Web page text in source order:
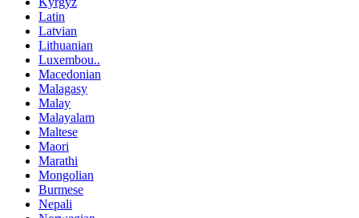
Latin
Latvian
Lithuanian
Luxembou..
Macedonian
Malagasy
Malay
Malayalam
Maltese
Maori
Marathi
Mongolian
Burmese
Nepali